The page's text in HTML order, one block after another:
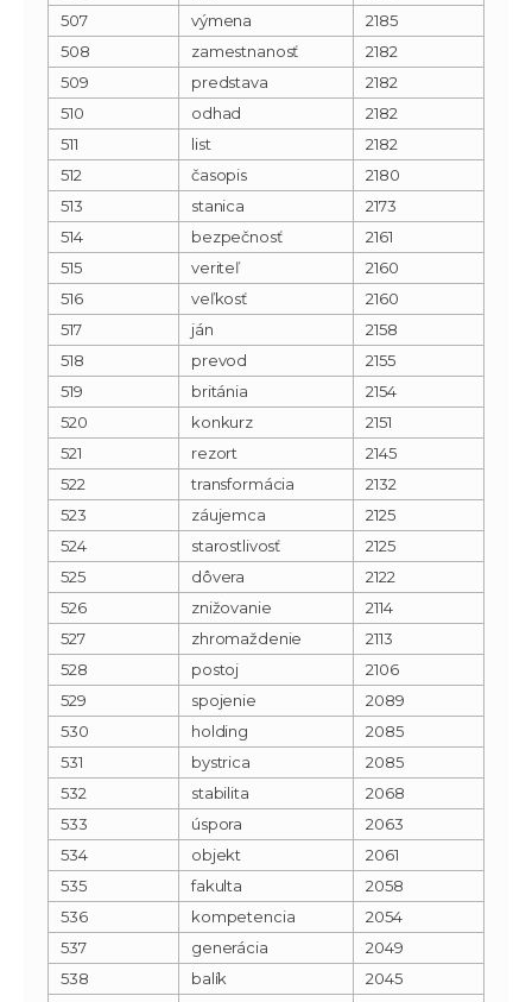
507
výmena
2185
508
zamestnanosť
2182
509
predstava
2182
510
odhad
2182
511
list
2182
512
časopis
2180
513
stanica
2173
514
bezpečnosť
2161
515
veriteľ
2160
516
veľkosť
2160
517
ján
2158
518
prevod
2155
519
británia
2154
520
konkurz
2151
521
rezort
2145
522
transformácia
2132
523
záujemca
2125
524
starostlivosť
2125
525
dôvera
2122
526
znižovanie
2114
527
zhromaždenie
2113
528
postoj
2106
529
spojenie
2089
530
holding
2085
531
bystrica
2085
532
stabilita
2068
533
úspora
2063
534
objekt
2061
535
fakulta
2058
536
kompetencia
2054
537
generácia
2049
538
balík
2045